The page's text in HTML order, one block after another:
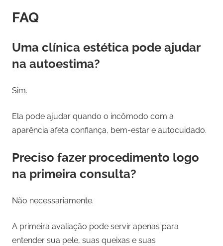
FAQ
Uma clínica estética pode ajudar
na autoestima?
Sim.
Ela pode ajudar quando o incômodo com a
aparência afeta confiança, bem-estar e autocuidado.
Preciso fazer procedimento logo
na primeira consulta?
Não necessariamente.
A primeira avaliação pode servir apenas para
entender sua pele, suas queixas e suas